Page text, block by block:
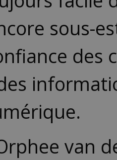
sous-
des
van